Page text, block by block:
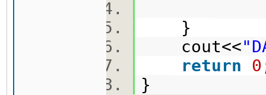
}
cout<<
return
0
}